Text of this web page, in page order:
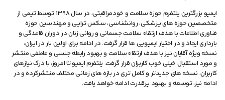
ایمپو بزرگترین پلتفرم حوزه سلامت و خودمراقبتی، در سال ۱۳۹۸ توسط تیمی از
متخصصین حوزه های پزشکی، روانشناسی، سکس تراپی و مهندسین حوزه
فناوری اطلاعات با هدف ارتقاء سلامت جسمانی و روانی زنان در دوران قاعدگی و
بارداری ایجاد و در اختیار ایمپویی ها قرار گرفت. در ادامه برای اولین بار در ایران،
نسخه ویژه آقایان نیز با هدف ارتقاء سلامت و بهبود رابطه جنسی و عاطفی منتشر
و مورد استقبال خیلی خوب کاربران قرار گرفت. پلتفرم ایمپو تا امروز، با درک نیازهای
کاربران، نسخه های جدیدتر و کامل تری در بازه های زمانی مختلف منتشرکرده و در
ادامه نیز، توسعه و بهبود پرقدرت ادامه خواهد یافت.